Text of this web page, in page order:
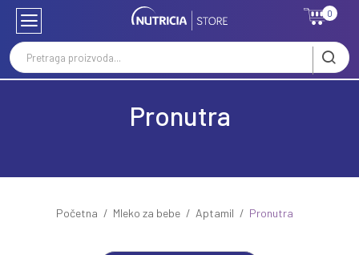
0
Pronutra
Početna Mleko za bebe Aptamil Pronutra